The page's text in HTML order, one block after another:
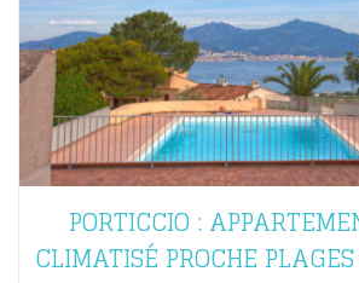
PORTICCIO :
CLIMATISÉ PROCHE